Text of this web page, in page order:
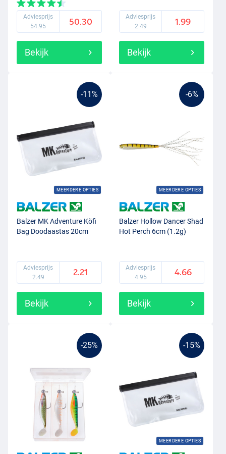
Adviesprijs
54.95
50.30
Bekijk
Adviesprijs
2.49
1.99
Bekijk
-11%
MEERDERE OPTIES
Balzer MK Adventure Köfi
Bag Doodaastas 20cm
Adviesprijs
2.49
2.21
Bekijk
-6%
MEERDERE OPTIES
Balzer Hollow Dancer Shad
Hot Perch 6cm (1.2g)
Adviesprijs
4.95
4.66
Bekijk
-25% -15%
MEERDERE OPTIES